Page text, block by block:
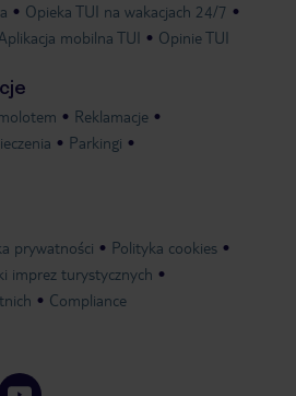
Opieka TUI na wakacjach 24/7
mobilna TUI Opinie TUI
Reklamacje
Parkingi
prywatności
Polityka cookies
imprez turystycznych
Compliance